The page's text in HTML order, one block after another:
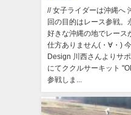
// 女子ライダーは沖縄へ
回の目的はレース参戦。
好きな沖縄の地でレース
仕方ありません(・∀・)
Design 川西さんよりサ
にてククルサーキット
参戦しま...